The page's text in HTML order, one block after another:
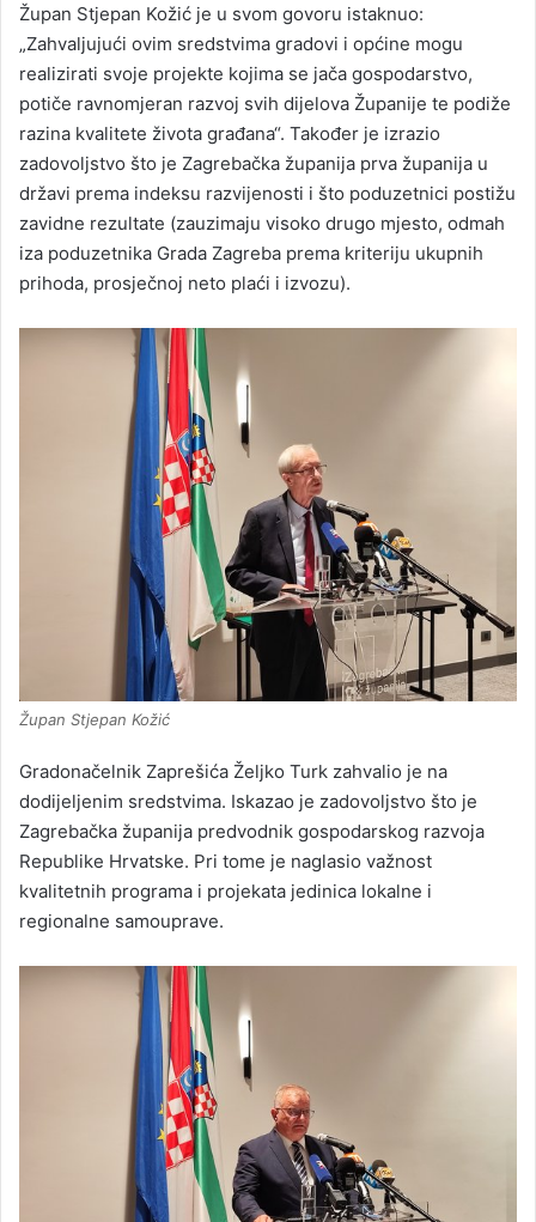
Župan Stjepan Kožić je u svom govoru istaknuo:
„Zahvaljujući ovim sredstvima gradovi i općine mogu
realizirati svoje projekte kojima se jača gospodarstvo,
potiče ravnomjeran razvoj svih dijelova Županije te podiže
razina kvalitete života građana“. Također je izrazio
zadovoljstvo što je Zagrebačka županija prva županija u
državi prema indeksu razvijenosti i što poduzetnici postižu
zavidne rezultate (zauzimaju visoko drugo mjesto, odmah
iza poduzetnika Grada Zagreba prema kriteriju ukupnih
prihoda, prosječnoj neto plaći i izvozu).
Župan Stjepan Kožić
Gradonačelnik Zaprešića Željko Turk zahvalio je na
dodijeljenim sredstvima. Iskazao je zadovoljstvo što je
Zagrebačka županija predvodnik gospodarskog razvoja
Republike Hrvatske. Pri tome je naglasio važnost
kvalitetnih programa i projekata jedinica lokalne i
regionalne samouprave.